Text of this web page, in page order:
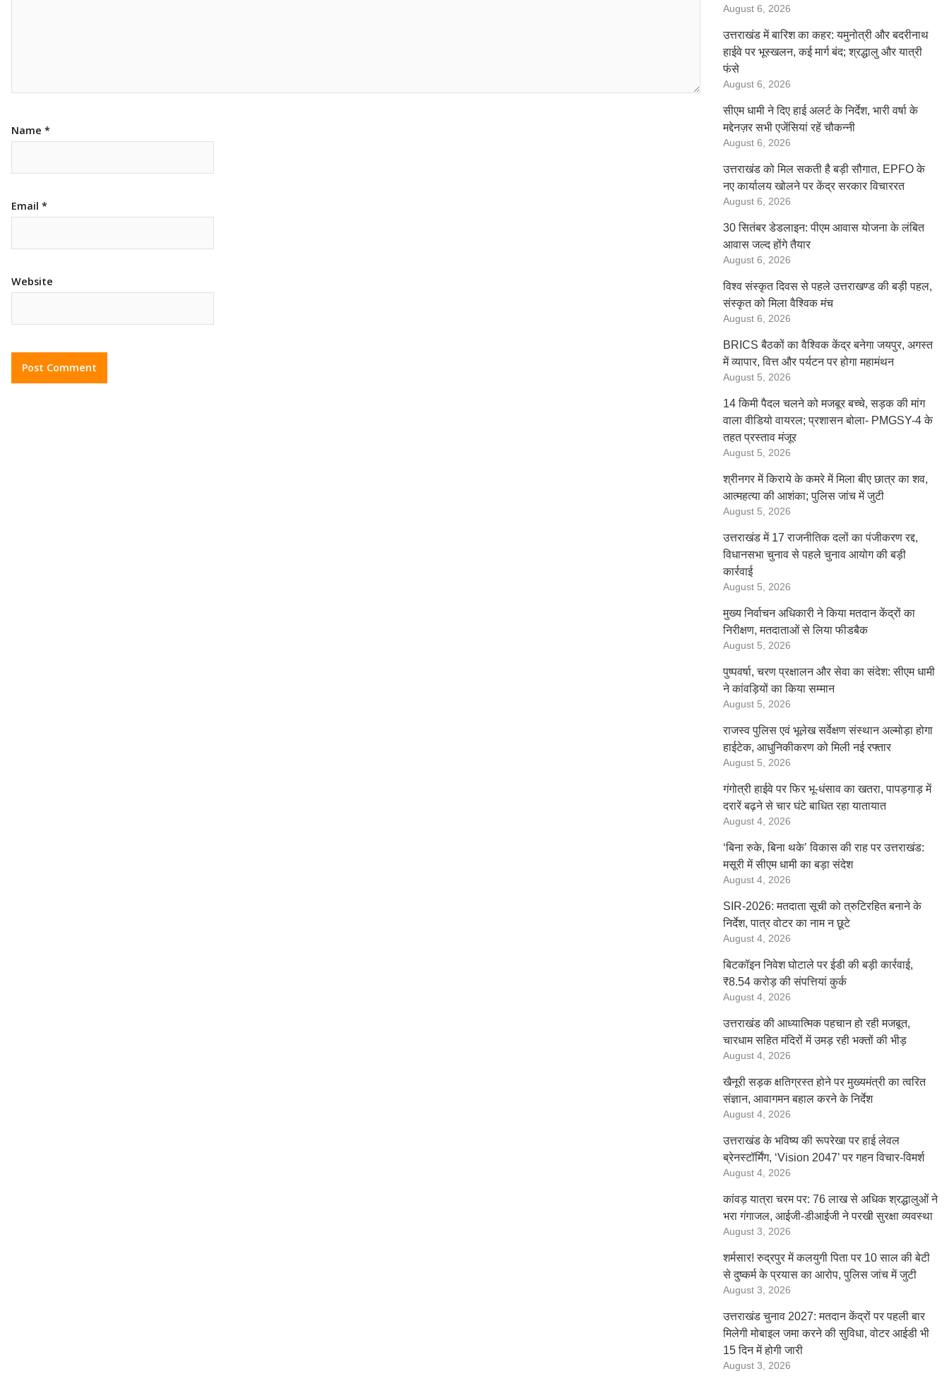
Name *
Email *
Website
August 6, 2026
उत्तराखंड में बारिश का कहर: यमुनोत्री और बदरीनाथ
हाईवे पर भूस्खलन, कई मार्ग बंद; श्रद्धालु और यात्री
फंसे
August 6, 2026
सीएम धामी ने दिए हाई अलर्ट के निर्देश, भारी वर्षा के
मद्देनज़र सभी एजेंसियां रहें चौकन्नी
August 6, 2026
उत्तराखंड को मिल सकती है बड़ी सौगात, EPFO के
नए कार्यालय खोलने पर केंद्र सरकार विचाररत
August 6, 2026
30 सितंबर डेडलाइन: पीएम आवास योजना के लंबित
आवास जल्द होंगे तैयार
August 6, 2026
विश्व संस्कृत दिवस से पहले उत्तराखण्ड की बड़ी पहल,
संस्कृत को मिला वैश्विक मंच
August 6, 2026
BRICS बैठकों का वैश्विक केंद्र बनेगा जयपुर, अगस्त
में व्यापार, वित्त और पर्यटन पर होगा महामंथन
August 5, 2026
14 किमी पैदल चलने को मजबूर बच्चे, सड़क की मांग
वाला वीडियो वायरल; प्रशासन बोला- PMGSY-4 के
तहत प्रस्ताव मंजूर
August 5, 2026
श्रीनगर में किराये के कमरे में मिला बीए छात्र का शव,
आत्महत्या की आशंका; पुलिस जांच में जुटी
August 5, 2026
उत्तराखंड में 17 राजनीतिक दलों का पंजीकरण रद्द,
विधानसभा चुनाव से पहले चुनाव आयोग की बड़ी
कार्रवाई
August 5, 2026
मुख्य निर्वाचन अधिकारी ने किया मतदान केंद्रों का
निरीक्षण, मतदाताओं से लिया फीडबैक
August 5, 2026
पुष्पवर्षा, चरण प्रक्षालन और सेवा का संदेश: सीएम धामी
ने कांवड़ियों का किया सम्मान
August 5, 2026
राजस्व पुलिस एवं भूलेख सर्वेक्षण संस्थान अल्मोड़ा होगा
हाईटेक, आधुनिकीकरण को मिली नई रफ्तार
August 5, 2026
गंगोत्री हाईवे पर फिर भू-धंसाव का खतरा, पापड़गाड़ में
दरारें बढ़ने से चार घंटे बाधित रहा यातायात
August 4, 2026
‘बिना रुके, बिना थके’ विकास की राह पर उत्तराखंड:
मसूरी में सीएम धामी का बड़ा संदेश
August 4, 2026
SIR-2026: मतदाता सूची को त्रुटिरहित बनाने के
निर्देश, पात्र वोटर का नाम न छूटे
August 4, 2026
बिटकॉइन निवेश घोटाले पर ईडी की बड़ी कार्रवाई,
₹8.54 करोड़ की संपत्तियां कुर्क
August 4, 2026
उत्तराखंड की आध्यात्मिक पहचान हो रही मजबूत,
चारधाम सहित मंदिरों में उमड़ रही भक्तों की भीड़
August 4, 2026
खैनूरी सड़क क्षतिग्रस्त होने पर मुख्यमंत्री का त्वरित
संज्ञान, आवागमन बहाल करने के निर्देश
August 4, 2026
उत्तराखंड के भविष्य की रूपरेखा पर हाई लेवल
ब्रेनस्टॉर्मिंग, ‘Vision 2047’ पर गहन विचार-विमर्श
August 4, 2026
कांवड़ यात्रा चरम पर: 76 लाख से अधिक श्रद्धालुओं ने
भरा गंगाजल, आईजी-डीआईजी ने परखी सुरक्षा व्यवस्था
August 3, 2026
शर्मसार! रुद्रपुर में कलयुगी पिता पर 10 साल की बेटी
से दुष्कर्म के प्रयास का आरोप, पुलिस जांच में जुटी
August 3, 2026
उत्तराखंड चुनाव 2027: मतदान केंद्रों पर पहली बार
मिलेगी मोबाइल जमा करने की सुविधा, वोटर आईडी भी
15 दिन में होगी जारी
August 3, 2026